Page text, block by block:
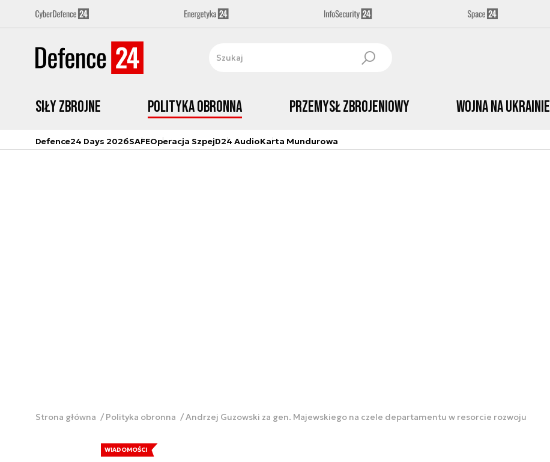
Siły zbrojne Polityka obronna Przemysł Zbrojeniowy Wojna na Ukrainie
Defence24 Days 2026SAFEOperacja SzpejD24 AudioKarta Mundurowa
Strona główna Polityka obronna Andrzej Guzowski za gen. Majewskiego na czele departamentu w resorcie rozwoju
WIADOMOŚCI